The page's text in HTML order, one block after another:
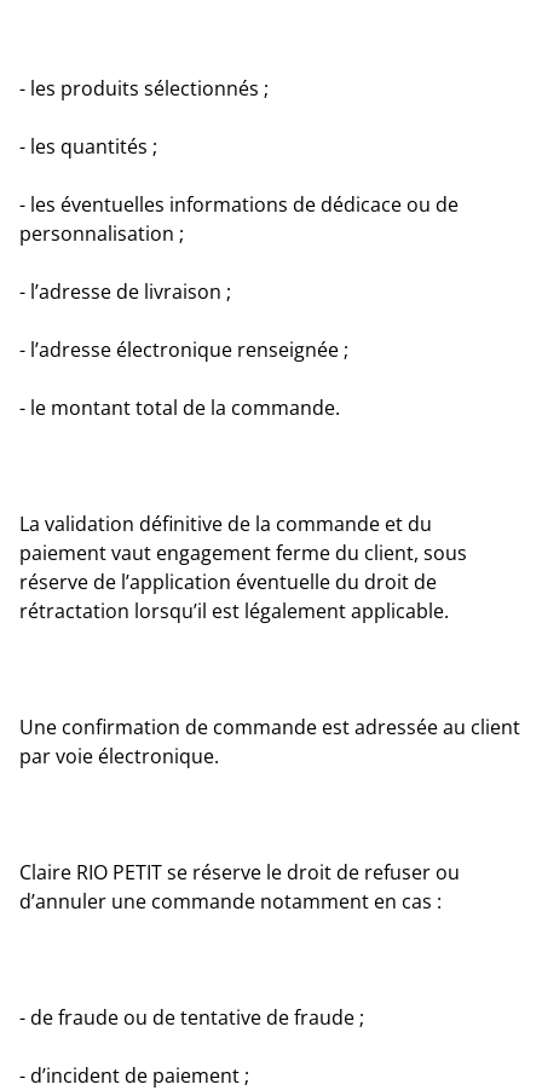
- les produits sélectionnés ;
- les quantités ;
- les éventuelles informations de dédicace ou de
personnalisation ;
- l’adresse de livraison ;
- l’adresse électronique renseignée ;
- le montant total de la commande.
La validation définitive de la commande et du
paiement vaut engagement ferme du client, sous
réserve de l’application éventuelle du droit de
rétractation lorsqu’il est légalement applicable.
Une confirmation de commande est adressée au client
par voie électronique.
Claire RIO PETIT se réserve le droit de refuser ou
d’annuler une commande notamment en cas :
- de fraude ou de tentative de fraude ;
- d’incident de paiement ;